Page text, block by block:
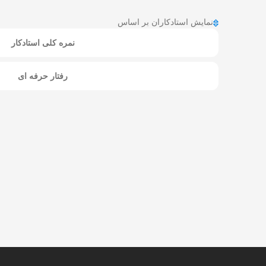
نمایش استادکاران بر اساس
نمره کلی استادکار
رفتار حرفه ای